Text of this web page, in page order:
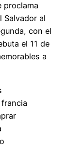
proclama
Salvador al
con el
el 11 de
a